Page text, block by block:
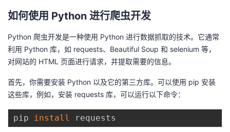
如何使用 Python 进行爬虫开发
Python 爬虫开发是一种使用 Python 进行数据抓取的技术。它通常
利用 Python 库，如 requests、Beautiful Soup 和 selenium 等，
对网站的 HTML 页面进行请求，并提取需要的信息。
首先，你需要安装 Python 以及它的第三方库。可以使用 pip 安装
这些库，例如，安装 requests 库，可以运行以下命令：
pip install